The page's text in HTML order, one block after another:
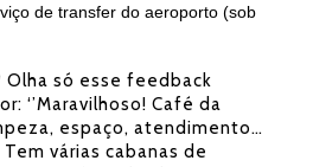
de transfer do aeroporto (sob
só esse feedback
‘’Maravilhoso! Café da
espaço, atendimento…
várias cabanas de